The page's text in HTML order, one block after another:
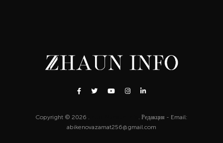
Copyright © 2026 .
. Редакция - Email:
abikenovazamat256@gmail.com